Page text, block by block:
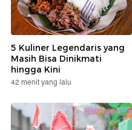
5 Kuliner Legendaris yang
Masih Bisa Dinikmati
hingga Kini
42 menit yang lalu